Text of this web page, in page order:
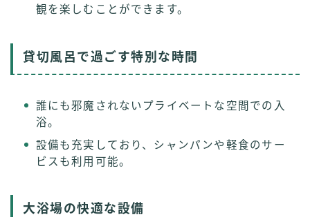
観を楽しむことができます。
貸切風呂で過ごす特別な時間
誰にも邪魔されないプライベートな空間での入
浴。
設備も充実しており、シャンパンや軽食のサー
ビスも利用可能。
大浴場の快適な設備